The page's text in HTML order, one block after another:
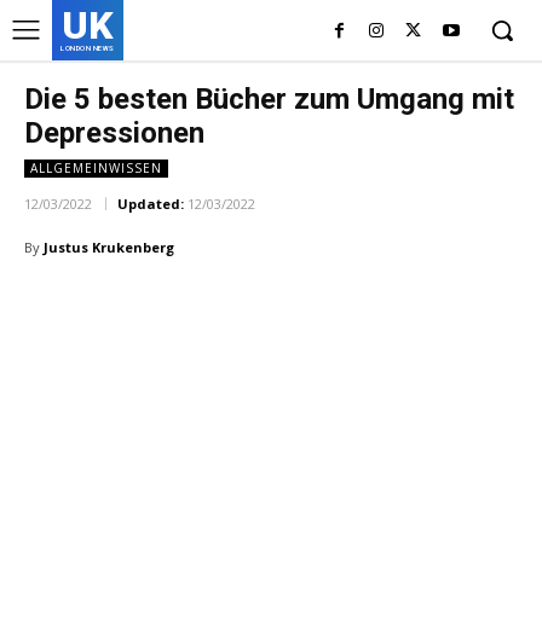
UK
LONDON NEWS
Die 5 besten Bücher zum Umgang mit
Depressionen
ALLGEMEINWISSEN
12/03/2022 Updated: 12/03/2022
By Justus Krukenberg